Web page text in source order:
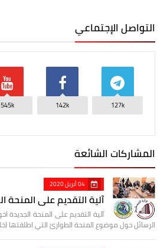
التواصل الإجتماعي
127k
142k
545k
المشاركات الشائعة
04 أبريل 2020
آلية التقديم على المنحة
آلية التقديم على المنحة الجديدة
الرسائل حول موضوع المنحة الطوارئ التي اطلقتها